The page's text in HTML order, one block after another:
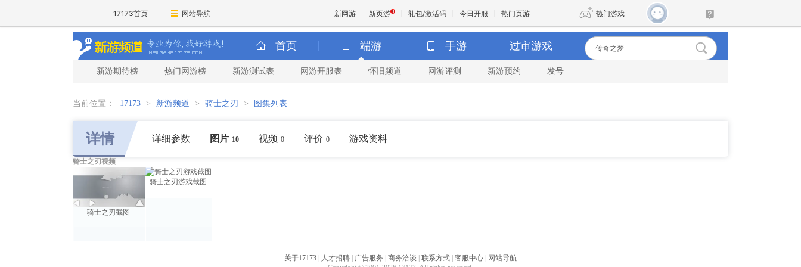
17173首页 网站导航 新网游 新页游 礼包/激活码 今日开服 热门页游 热门游戏
魔兽 DNF
首页 端游 手游 过审游戏
新游期待榜 热门网游榜 新游测试表 网游开服表 怀旧频道 网游评测 新游预约 发号
当前位置： 17173 > 新游频道 > 骑士之刃 > 图集列表
详情 详细参数 图片 10 视频 0 评价 0 游戏资料
骑士之刃视频
骑士之刃截图
骑士之刃游戏截图
关于17173 人才招聘 广告服务 商务洽谈 联系方式 客服中心
网站导航